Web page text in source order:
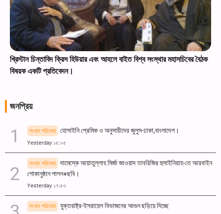
খ্রিস্টান চিন্তাবিদ ক্রিস হিউয়ার এবং আহলে বাইত বিশ্ব সংস্থার মহাসচিবের বৈঠক
বিষয়ক একটি প্রতিবেদন।
জনপ্রিয়
সংবাদ পরিষেবা হোসাইনি প্রেমিক ও অনুসারীদের জুলুস-ঢাকা,বাংলাদেশ।
Yesterday ১৫:০৫
সংবাদ পরিষেবা
দামেস্কে আয়াতুল্লাহ মির্জা জাওয়াদ তাবরিজির হুসাইনিয়াহ-তে আরবাইন
শোকানুষ্ঠান পালন+ছবি।
Yesterday ১৭:৫৩
সংবাদ পরিষেবা যুক্তরাষ্ট্র-ইসরায়েল বিভাজনের আগুন ছড়িয়ে দিচ্ছে